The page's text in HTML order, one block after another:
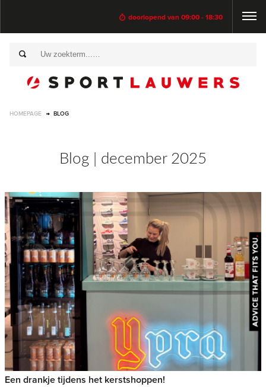
doorlopend van 09:00 - 18:30
HOMEPAGE BLOG
Blog | december 2025
Een drankje tijdens het kerstshoppen!